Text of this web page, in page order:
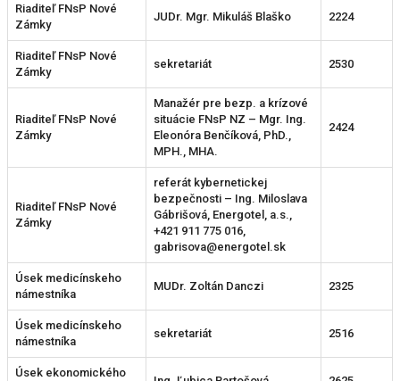
Riaditeľ FNsP Nové
Zámky
JUDr. Mgr. Mikuláš Blaško 2224
Riaditeľ FNsP Nové
Zámky
sekretariát 2530
Riaditeľ FNsP Nové
Zámky
Manažér pre bezp. a krízové
situácie FNsP NZ – Mgr. Ing.
Eleonóra Benčíková, PhD.,
MPH., MHA.
2424
Riaditeľ FNsP Nové
Zámky
referát kybernetickej
bezpečnosti – Ing. Miloslava
Gábrišová, Energotel, a.s.,
+421 911 775 016,
gabrisova@energotel.sk
Úsek medicínskeho
námestníka
MUDr. Zoltán Danczi 2325
Úsek medicínskeho
námestníka
sekretariát 2516
Úsek ekonomického